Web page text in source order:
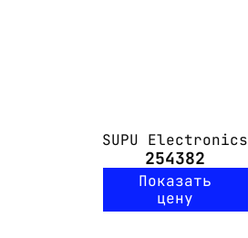
SUPU Electronics
254382
Показать
цену